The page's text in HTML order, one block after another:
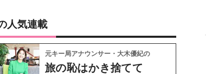
人気連載
元キー局アナウンサー・大木優紀の
旅の恥はかき捨てて